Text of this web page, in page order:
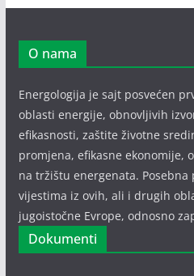
O nama
Energologija je sajt posvećen
oblasti energije, obnovljivih
efikasnosti, zaštite životne
promjena, efikasne ekonomije,
na tržištu energenata. Posebna
vijestima iz ovih, ali i drugih
jugoistočne Evrope, odnosno
Dokumenti